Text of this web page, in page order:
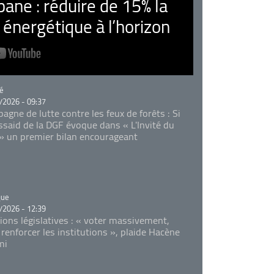
à l’horizon
- 09:37
de lutte contre les feux de forêts : Si
de la DGF évoque dans « L'Invité du
un premier bilan encourageant
- 12:39
législatives : « voter massivement,
les institutions », plaide Hacène